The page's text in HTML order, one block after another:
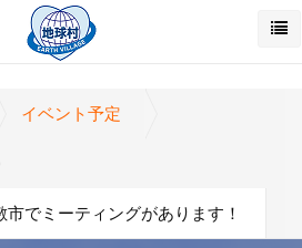
イベント予定
でミーティングがあります！